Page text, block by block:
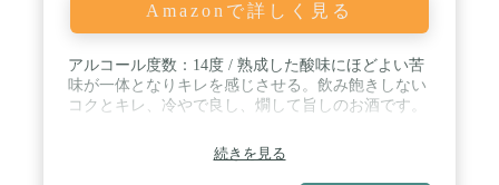
Amazonで詳しく見る
アルコール度数：14度 / 熟成した酸味にほどよい苦
味が一体となりキレを感じさせる。飲み飽きしない
コクとキレ、冷やで良し、燗して旨しのお酒です。
続きを見る